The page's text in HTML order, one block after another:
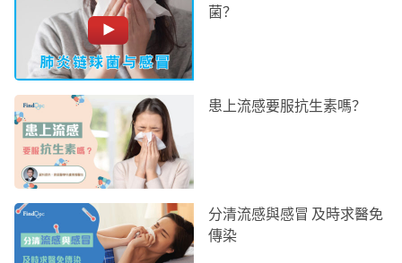
菌？
患上流感要服抗生素嗎？
分清流感與感冒 及時求醫免
傳染